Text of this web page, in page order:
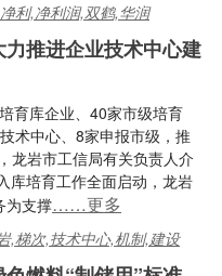
利,净利润,双鹤,华润
推进企业技术中心建
育库企业、40家市级培育
术中心、8家申报市级，推
龙岩市工信局有关负责人介
库培育工作全面启动，龙岩
为支撑……更多
,梯次,技术中心,机制,建设